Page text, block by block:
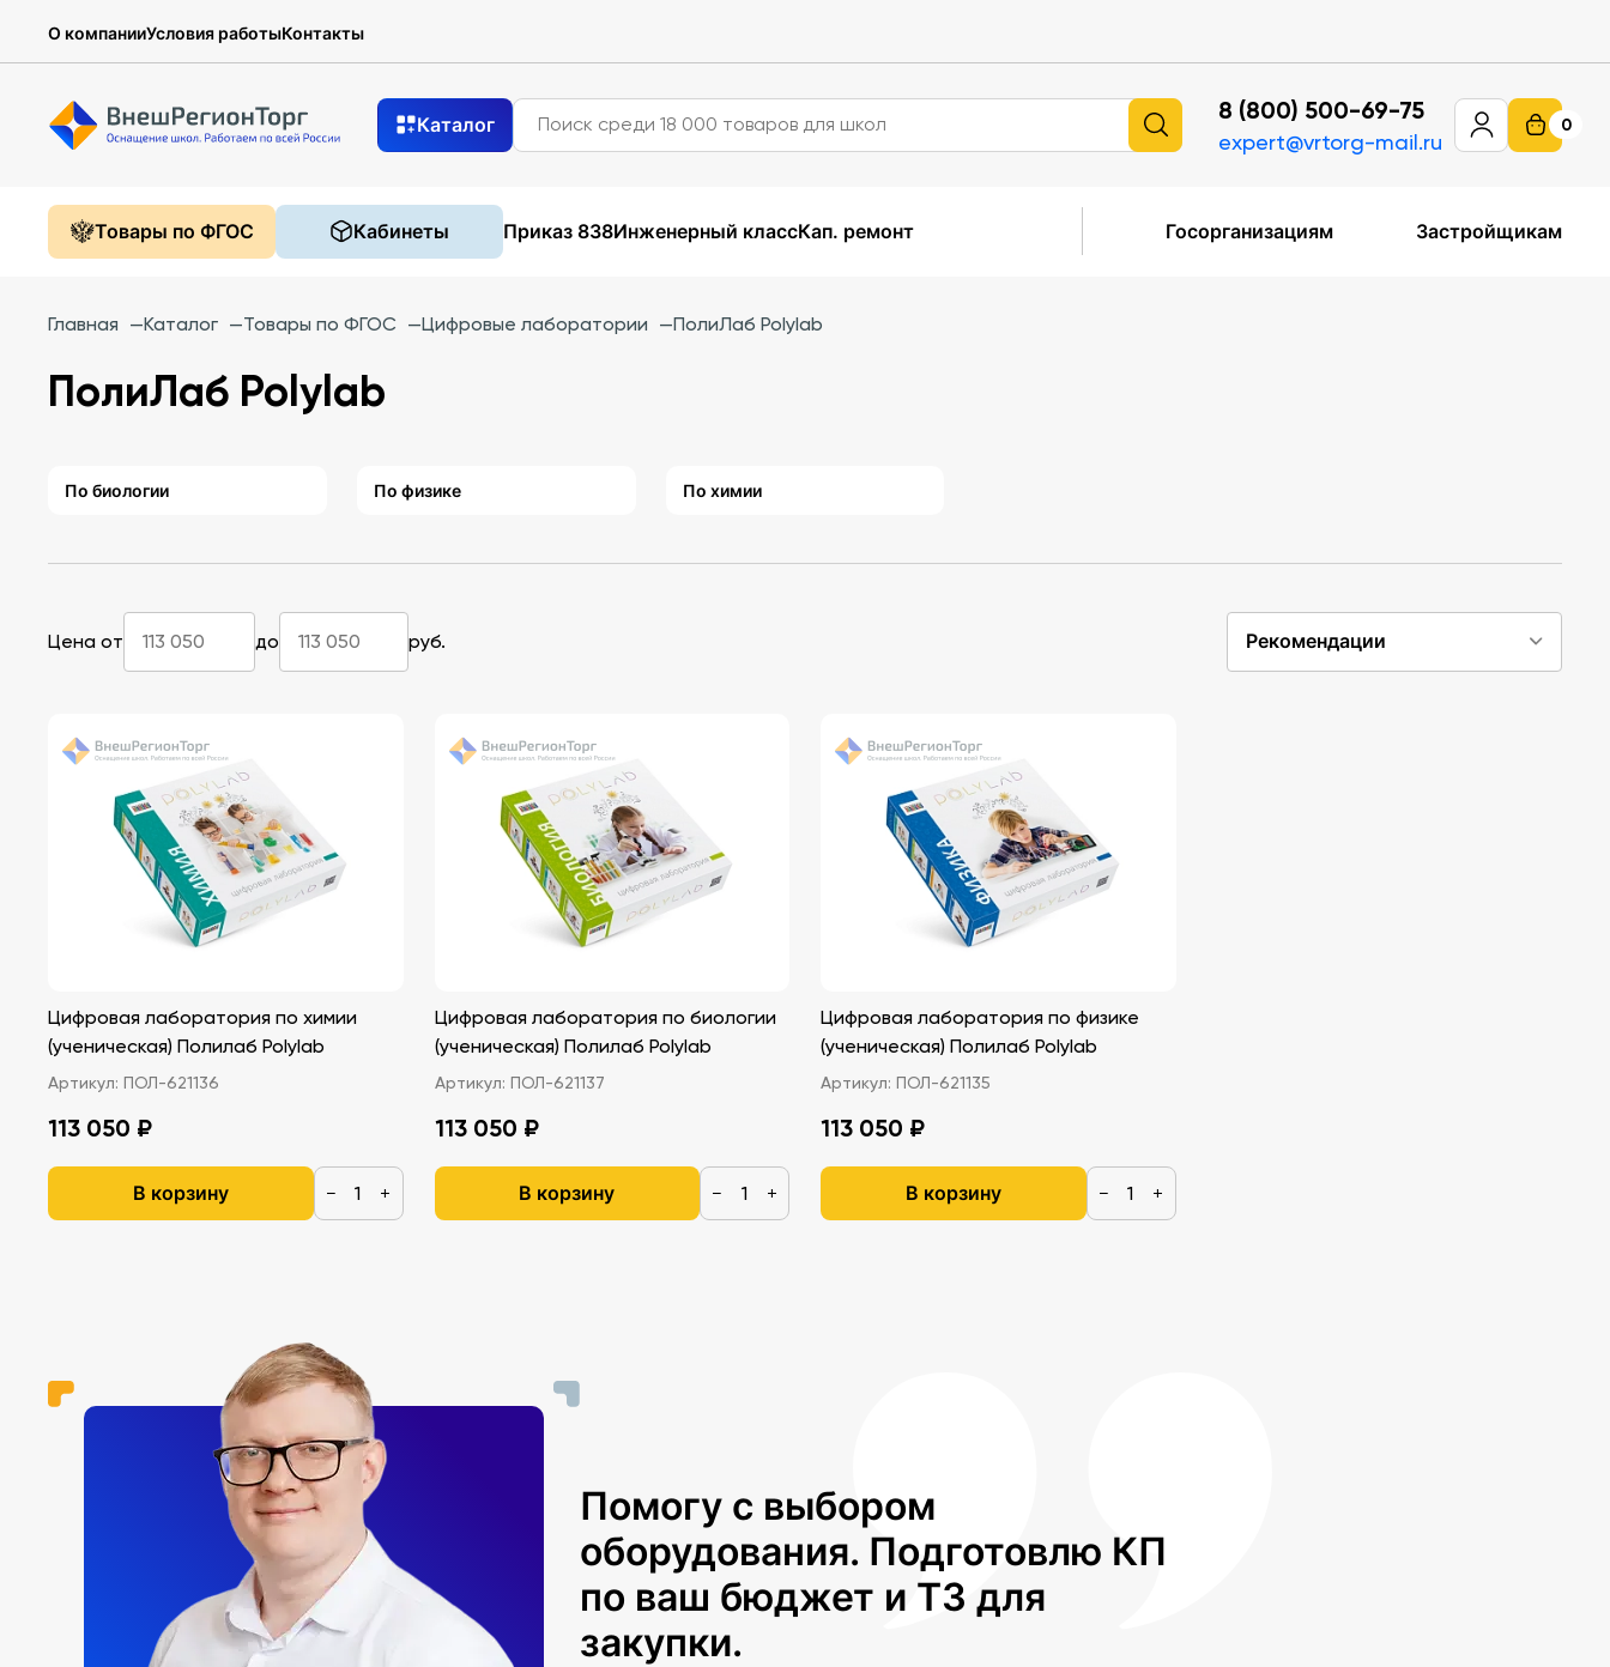
О компанииУсловия работыКонтакты
Каталог 8 (800) 500-69-75
expert@vrtorg-mail.ru
0
Товары по ФГОС Кабинеты Приказ 838Инженерный классКап. ремонт Госорганизациям Застройщикам
Главная —Каталог —Товары по ФГОС —Цифровые лаборатории —ПолиЛаб Polylab
ПолиЛаб Polylab
По биологии По физике По химии
Цена от до руб. Рекомендации
Цифровая лаборатория по химии
(ученическая) Полилаб Polylab
Артикул: ПОЛ-621136
113 050 ₽
В корзину − +
Цифровая лаборатория по биологии
(ученическая) Полилаб Polylab
Артикул: ПОЛ-621137
113 050 ₽
В корзину − +
Цифровая лаборатория по физике
(ученическая) Полилаб Polylab
Артикул: ПОЛ-621135
113 050 ₽
В корзину − +
Помогу с выбором
оборудования. Подготовлю КП
по ваш бюджет и ТЗ для
закупки.